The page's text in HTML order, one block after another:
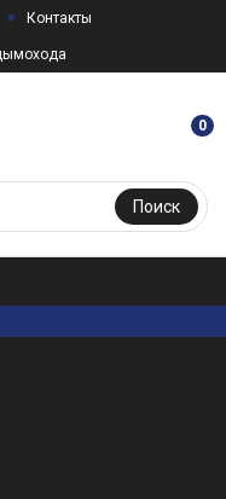
Контакты
Поиск
0